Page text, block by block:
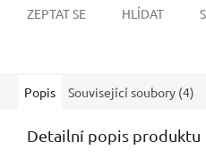
ZEPTAT SE HLÍDAT
Popis Související soubory (4)
Detailní popis produktu